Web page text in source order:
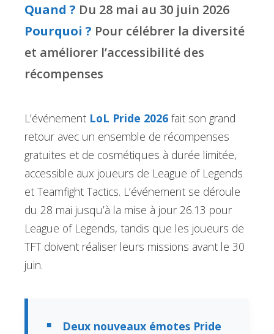
Quand ? Du 28 mai au 30 juin 2026
Pourquoi ? Pour célébrer la diversité
et améliorer l’accessibilité des
récompenses
L’événement LoL Pride 2026 fait son grand
retour avec un ensemble de récompenses
gratuites et de cosmétiques à durée limitée,
accessible aux joueurs de League of Legends
et Teamfight Tactics. L’événement se déroule
du 28 mai jusqu’à la mise à jour 26.13 pour
League of Legends, tandis que les joueurs de
TFT doivent réaliser leurs missions avant le 30
juin.
Deux nouveaux émotes Pride